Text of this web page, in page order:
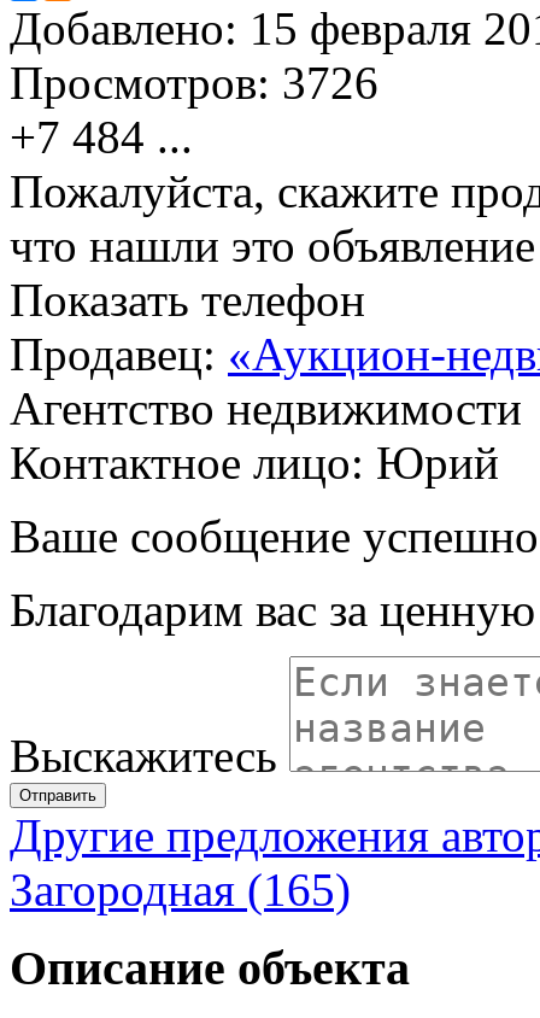
Добавлено: 15 февраля
Просмотров: 3726
+7 484 ...
Пожалуйста, скажите
что нашли это
Показать телефон
Продавец: «Аукцион-
Агентство недвижимости
Контактное лицо: Юрий
Ваше сообщение успешно
Благодарим вас за
Выскажитесь
Отправить
Другие предложения
Загородная (165)
Описание объекта